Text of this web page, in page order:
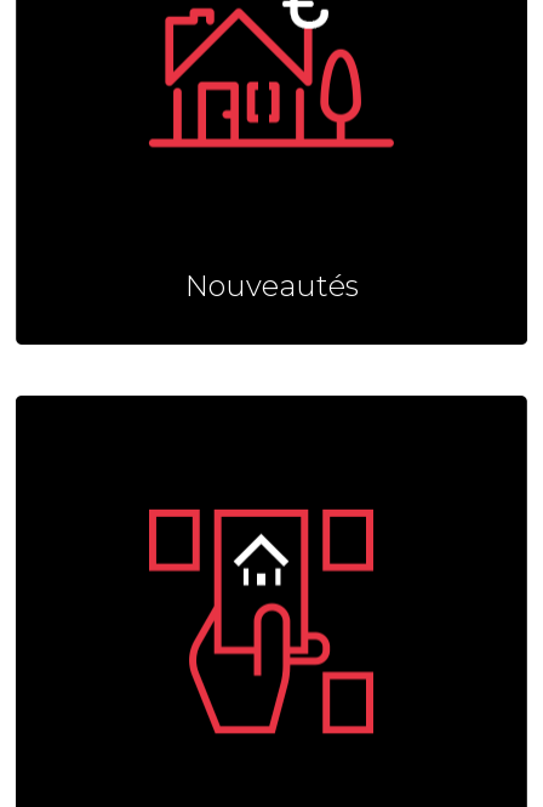
Nouveautés